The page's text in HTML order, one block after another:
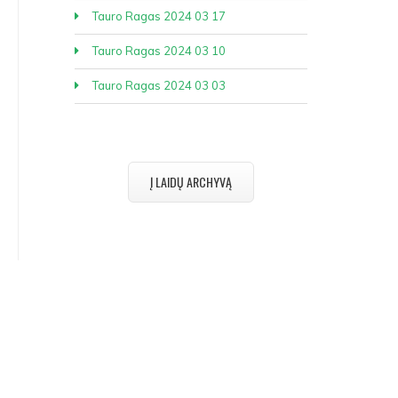
Tauro Ragas 2024 03 17
Tauro Ragas 2024 03 10
Tauro Ragas 2024 03 03
Į LAIDŲ ARCHYVĄ